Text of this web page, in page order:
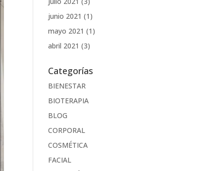
junio 2021 (1)
mayo 2021 (1)
abril 2021 (3)
Categorías
BIENESTAR
BIOTERAPIA
BLOG
CORPORAL
COSMÉTICA
FACIAL